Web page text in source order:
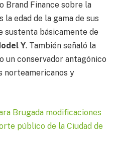
Brand Finance sobre la
la edad de la gama de sus
sustenta básicamente de
Y. También señaló la
un conservador antagónico
norteamericanos y
Brugada modificaciones
público de la Ciudad de